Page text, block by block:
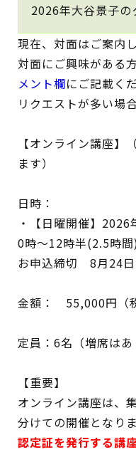
2026年大谷景子
現在、対面はご案内
対面にご興味がある方
メント欄にご記載く
リクエストが多い場
【オンライン講座】
ます）
日時：
・【日曜開催】
0時〜12時半(2.5時
お申込締切 8月24日
金額： 55,000円（税
定員：6名（増席はあ
【重要】
オンライン講座は、
分けての開催となりま
認定証を発行する講